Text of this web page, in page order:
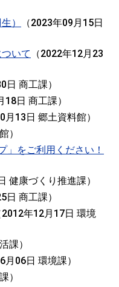
）
（2023年09月15日
いて
（2022年12月23
日 商工課）
18日 商工課）
月13日 郷土資料館）
）
」をご利用ください！
健康づくり推進課）
日 商工課）
2012年12月17日 環境
課）
月06日 環境課）
）